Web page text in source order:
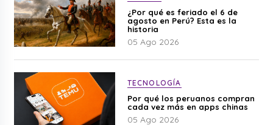
¿Por qué es feriado el 6 de
agosto en Perú? Esta es la
historia
05 Ago 2026
TECNOLOGÍA
Por qué los peruanos compran
cada vez más en apps chinas
05 Ago 2026